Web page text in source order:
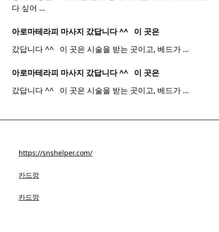
다 싶어 ...
아로마테라피 마사지 갔답니다 ^^ ​ ​ 이 곳은
갔답니다 ^^ ​ ​ 이 곳은 시술을 받는 곳이고, 베드가 ...
아로마테라피 마사지 갔답니다 ^^ ​ ​ 이 곳은
갔답니다 ^^ ​ ​ 이 곳은 시술을 받는 곳이고, 베드가 ...
https://snshelper.com/
카드깡
카드깡